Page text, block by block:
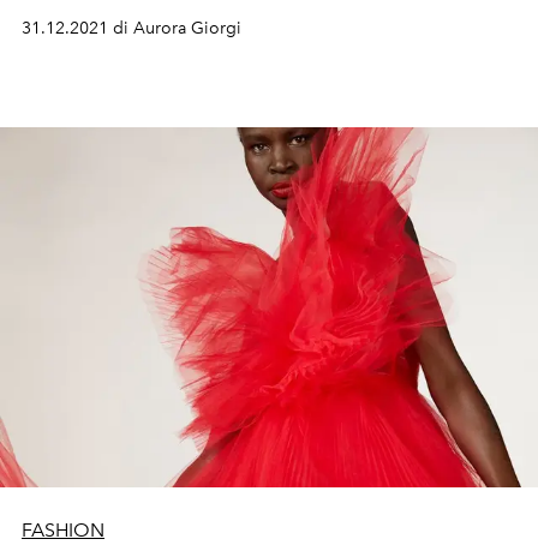
Capodanno
31.12.2021 di Aurora Giorgi
FASHION